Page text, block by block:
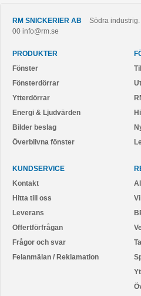
RM SNICKERIER AB Södra industrig.
00 info@rm.se
PRODUKTER
Fönster
Fönsterdörrar
Ytterdörrar
Energi & Ljudvärden
Bilder beslag
Överblivna fönster
KUNDSERVICE
Kontakt
Hitta till oss
Leverans
Offertförfrågan
Frågor och svar
Felanmälan / Reklamation